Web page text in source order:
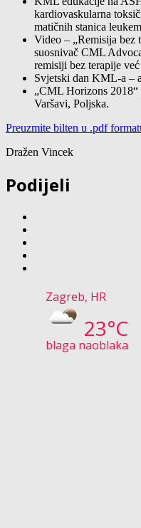
kardiovaskularna
matičnih stanica
Video – „Remisija bez
suosnivač CML
remisiji bez terapije
Svjetski dan KML-a –
„CML Horizons 2018“
Varšavi, Poljska.
Preuzmite bilten u .pdf
Dražen Vincek
Podijeli
Zagreb, HR
23°C
blaga naoblaka